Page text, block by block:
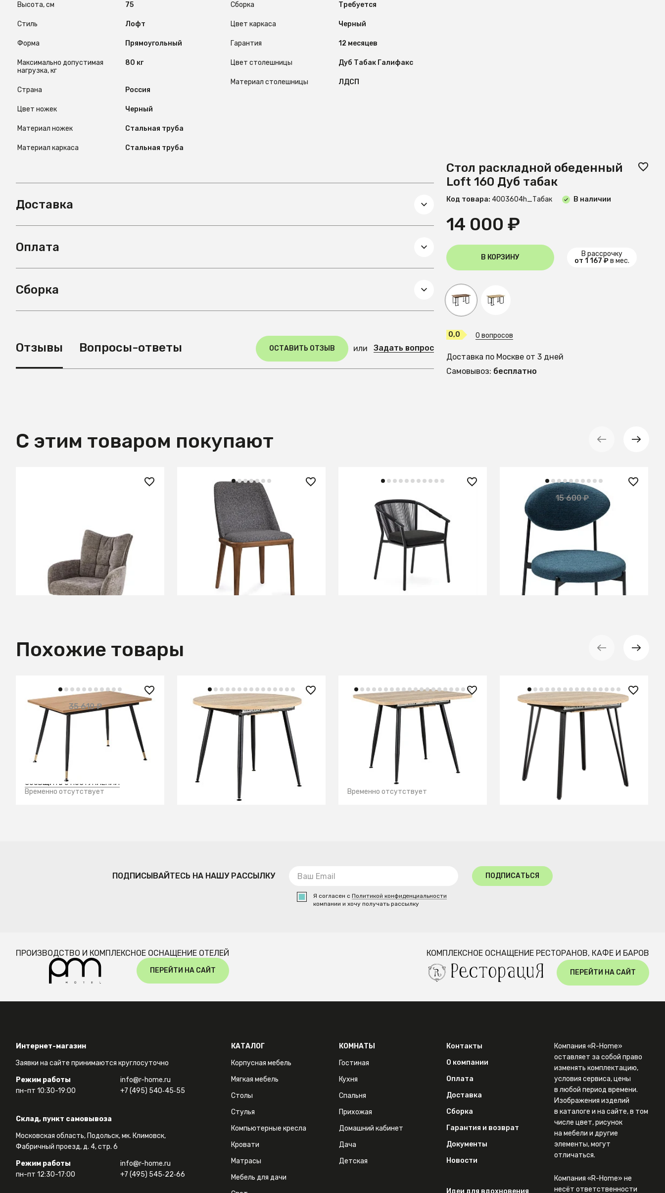
Высота, см 75
Стиль Лофт
Форма Прямоугольный
Максимально допустимая
нагрузка, кг
80 кг
Страна Россия
Цвет ножек Черный
Материал ножек Стальная труба
Материал каркаса Стальная труба
Сборка Требуется
Цвет каркаса Черный
Гарантия 12 месяцев
Цвет столешницы Дуб Табак Галифакс
Материал столешницы ЛДСП
Доставка
Оплата
Сборка
Отзывы Вопросы-ответы ОСТАВИТЬ ОТЗЫВ или Задать вопрос
Стол раскладной обеденный
Loft 160 Дуб табак
Код товара: 4003604h_Табак В наличии
14 000 ₽
В КОРЗИНУ
от 1 167 ₽в мес.
0,0 0 вопросов
Доставка по Москве от 3 дней
Самовывоз: бесплатно
С этим товаром покупают
В КОРЗИНУ
17 918.55 ₽
AL 502 Стул Bruno (520*570*860)
В КОРЗИНУ
47 990 ₽
Xelida Садовый стул из
алюминия и черного шнура
В КОРЗИНУ
11 600 ₽ 15 600 ₽ — 26%
Стул Gawaii Blue
+6
В КОРЗИНУ
Похожие товары
9 300 ₽ 35 610 ₽ — 74%
Стол Месси раздвиж. 120-160
Дуб Корбридж
СООБЩИТЬ О ПОСТУПЛЕНИИ
Временно отсутствует
28 050 ₽
Стол Месси Prime раздвиж.
D90+30 Галифакс Натур/Бабочка
СООБЩИТЬ О ПОСТУПЛЕНИИ
Временно отсутствует
28 050 ₽
Стол Месси Prime раздвиж.
90*90+30 Галифакс Натур/
Бабочка
СООБЩИТЬ О ПОСТУПЛЕНИИ
Временно отсутствует
27 400 ₽
Стол Диего Prime раздвиж.
D90+30 Галифакс Натур/Бабочка
СООБЩИТЬ О ПОСТУПЛЕНИИ
Временно отсутствует
ПОДПИСЫВАЙТЕСЬ НА НАШУ РАССЫЛКУ
Я согласен с Политикой конфиденциальности
компании и хочу получать рассылку
ПОДПИСАТЬСЯ
ПРОИЗВОДСТВО И КОМПЛЕКСНОЕ ОСНАЩЕНИЕ ОТЕЛЕЙ
ПЕРЕЙТИ НА САЙТ
КОМПЛЕКСНОЕ ОСНАЩЕНИЕ РЕСТОРАНОВ, КАФЕ И БАРОВ
ПЕРЕЙТИ НА САЙТ
Интернет-магазин
Заявки на сайте принимаются круглосуточно
Режим работы
пн-пт 10:30-19:00
info@r-home.ru
+7 (495) 540‑45‑55
Склад, пункт самовывоза
Московская область, Подольск, мк. Климовск,
Фабричный проезд, д. 4, стр. 6
Режим работы
пн-пт 12:30-17:00
info@r-home.ru
+7 (495) 545‑22‑66
КАТАЛОГ
Корпусная мебель
Мягкая мебель
Столы
Стулья
Компьютерные кресла
Кровати
Матрасы
Мебель для дачи
КОМНАТЫ
Гостиная
Кухня
Спальня
Прихожая
Домашний кабинет
Дача
Детская
Контакты
О компании
Оплата
Доставка
Сборка
Гарантия и возврат
Документы
Новости
Идеи для вдохновения
Компания «R-Home»
оставляет за собой право
изменять комплектацию,
условия сервиса, цены
в любой период времени.
Изображения изделий
в каталоге и на сайте, в том
числе цвет, рисунок
на мебели и другие
элементы, могут
отличаться.
Компания «R-Home» не
несёт ответственности